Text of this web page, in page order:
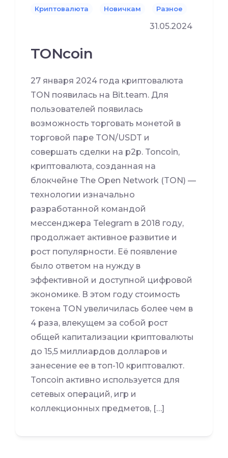
Криптовалюта Новичкам Разное
31.05.2024
TONcoin
27 января 2024 года криптовалюта
TON появилась на Bit.team. Для
пользователей появилась
возможность торговать монетой в
торговой паре TON/USDT и
совершать сделки на p2p. Toncoin,
криптовалюта, созданная на
блокчейне The Open Network (TON) —
технологии изначально
разработанной командой
мессенджера Telegram в 2018 году,
продолжает активное развитие и
рост популярности. Её появление
было ответом на нужду в
эффективной и доступной цифровой
экономике. В этом году стоимость
токена TON увеличилась более чем в
4 раза, влекущем за собой рост
общей капитализации криптовалюты
до 15,5 миллиардов долларов и
занесение ее в топ-10 криптовалют.
Toncoin активно используется для
сетевых операций, игр и
коллекционных предметов, […]